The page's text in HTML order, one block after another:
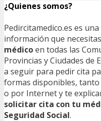
¿Quienes somos?
Pedircitamedico.es es
información que
médicoen todas las
Provincias y Ciudades de
a seguir para pedir cita
formas disponibles,
o por Internet y te
solicitar cita con tu
Seguridad Social.